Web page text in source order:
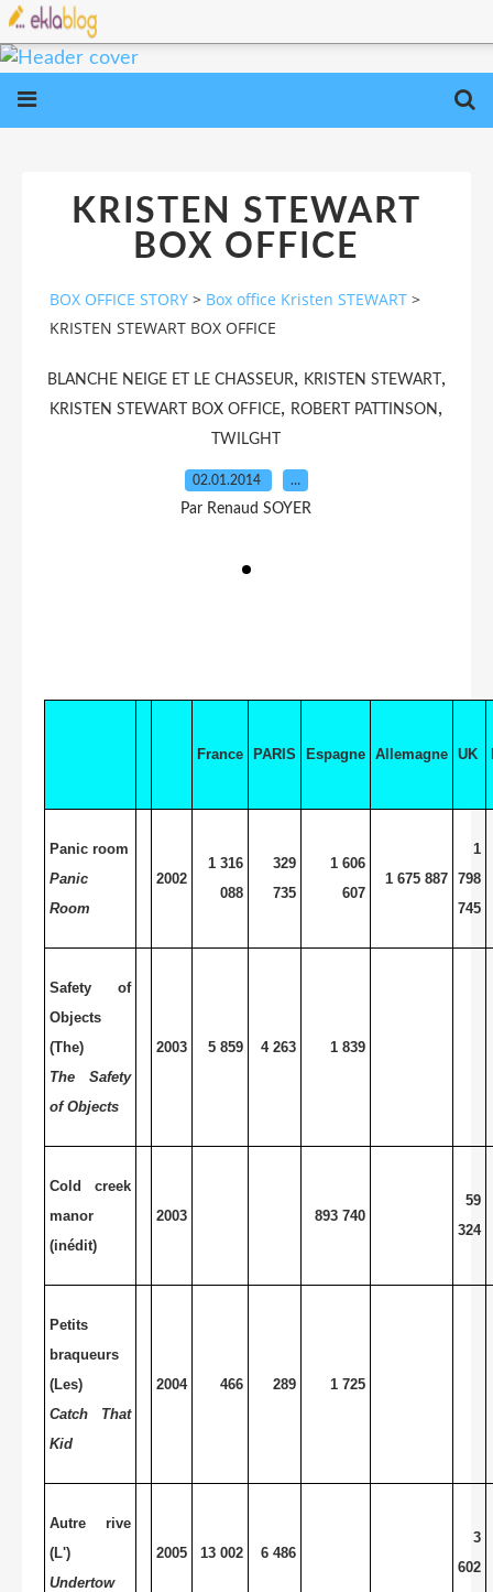
KRISTEN STEWART
BOX OFFICE
BOX OFFICE STORY > Box office Kristen STEWART >
KRISTEN STEWART BOX OFFICE
BLANCHE NEIGE ET LE CHASSEUR, KRISTEN STEWART ,
KRISTEN STEWART BOX OFFICE, ROBERT PATTINSON ,
TWILGHT
02.01.2014 …
Par Renaud SOYER
France PARIS Espagne Allemagne UK
Panic room
Panic
Room
2002
1 316
088
329
735
1 606
607
1 675 887
1
798
745
Safety of
Objects
(The)
The Safety
of Objects
2003 5 859 4 263 1 839
Cold creek
manor
(inédit)
2003 893 740
59
324
Petits
braqueurs
(Les)
Catch That
Kid
2004 466 289 1 725
Autre rive
(L')
Undertow
2005 13 002 6 486
3
602